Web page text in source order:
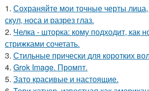
1. Сохраняйте мои точные черты
скул, носа и разрез глаз.
2. Челка - шторка: кому подходит, как
стрижками сочетать.
3. Стильные прически для коротких
4. Grok Image. Промпт.
5. Зато красивые и настоящие.